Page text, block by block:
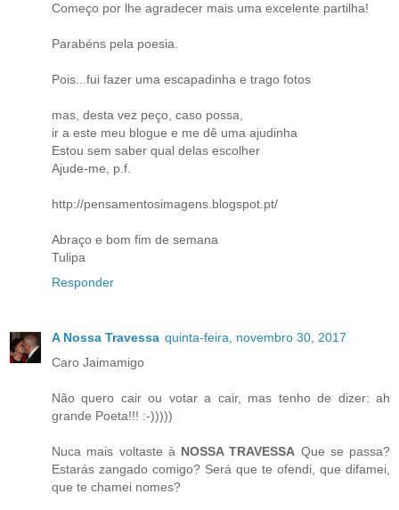
Começo por lhe agradecer mais uma excelente partilha!
Parabéns pela poesia.
Pois...fui fazer uma escapadinha e trago fotos
mas, desta vez peço, caso possa,
ir a este meu blogue e me dê uma ajudinha
Estou sem saber qual delas escolher
Ajude-me, p.f.
http://pensamentosimagens.blogspot.pt/
Abraço e bom fim de semana
Tulipa
Responder
A Nossa Travessa quinta-feira, novembro 30, 2017
Caro Jaimamigo
Não quero cair ou votar a cair, mas tenho de dizer: ah
grande Poeta!!! :-)))))
Nuca mais voltaste à NOSSA TRAVESSA Que se passa?
Estarás zangado comigo? Será que te ofendi, que difamei,
que te chamei nomes?